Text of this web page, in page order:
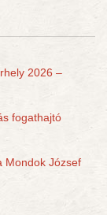
2026 –
fogathajtó
Mondok József